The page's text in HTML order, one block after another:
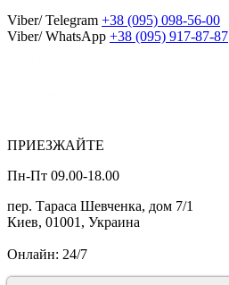
Viber/ Telegram +38 (095) 098-56-00
Viber/ WhatsApp +38 (095) 917-87-87
ПРИЕЗЖАЙТЕ
Пн-Пт 09.00-18.00
пер. Тараса Шевченка, дом 7/1
Киев, 01001, Украина
Онлайн: 24/7